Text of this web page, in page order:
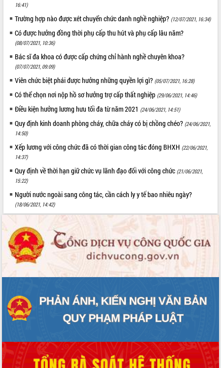
16:41)
Trường hợp nào được xét chuyển chức danh nghề nghiệp? (12/07/2021, 16:34)
Có được hưởng đồng thời phụ cấp thu hút và phụ cấp lâu năm?
(08/07/2021, 10:36)
Bác sĩ đa khoa có được cấp chứng chỉ hành nghề chuyên khoa?
(07/07/2021, 09:09)
Viên chức biệt phái được hưởng những quyền lợi gì? (05/07/2021, 16:28)
Có thể chọn nơi nộp hồ sơ hưởng trợ cấp thất nghiệp (29/06/2021, 14:46)
Điều kiện hưởng lương hưu tối đa từ năm 2021 (24/06/2021, 14:51)
Quy định kinh doanh phòng cháy, chữa cháy có bị chồng chéo? (24/06/2021,
14:50)
Xếp lương với công chức đã có thời gian công tác đóng BHXH (22/06/2021,
14:37)
Quy định về thời hạn giữ chức vụ lãnh đạo đối với công chức (21/06/2021,
15:22)
Người nước ngoài sang công tác, cần cách ly y tế bao nhiêu ngày?
(18/06/2021, 14:42)